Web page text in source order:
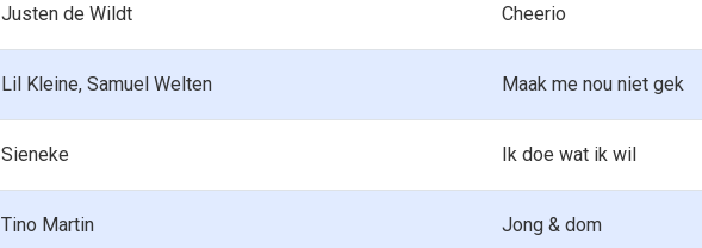
Justen de Wildt Cheerio
Lil Kleine, Samuel Welten Maak me nou niet gek
Sieneke Ik doe wat ik wil
Tino Martin Jong & dom